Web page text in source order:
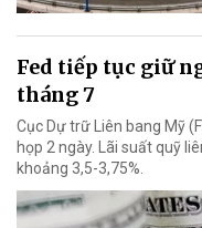
Fed tiếp tục giữ
tháng 7
Cục Dự trữ Liên bang Mỹ
họp 2 ngày. Lãi suất quỹ
khoảng 3,5-3,75%.